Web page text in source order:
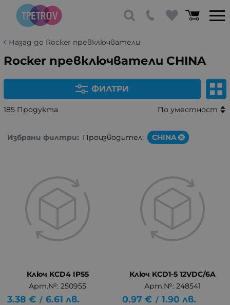
Назад до Rocker превключватели
Rocker превключватели CHINA
ФИЛТРИ
185 Продукта По уместност
Избрани филтри: Производител: CHINA
Ключ KCD4 IP55
Арт.№: 250955
3.38 € / 6.61 лв.
Ключ KCD1-5 12VDC/6A
Арт.№: 248541
0.97 € / 1.90 лв.